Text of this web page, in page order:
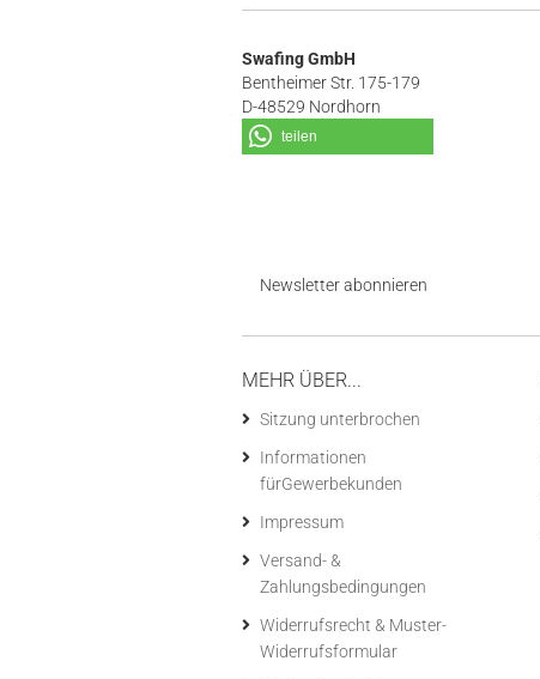
Swafing GmbH
Bentheimer Str. 175-179
D-48529 Nordhorn
teilen
Newsletter abonnieren
MEHR ÜBER...
Sitzung unterbrochen
Informationen
fürGewerbekunden
Impressum
Versand- &
Zahlungsbedingungen
Widerrufsrecht & Muster-
Widerrufsformular